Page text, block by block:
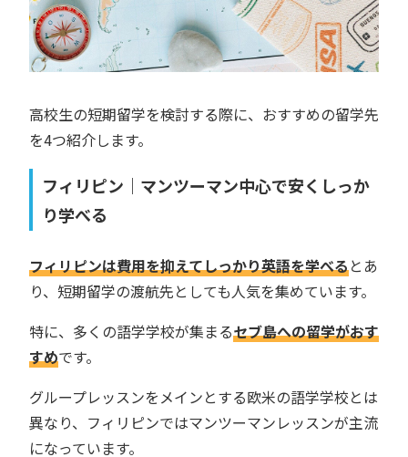
高校生の短期留学を検討する際に、おすすめの留学先
を4つ紹介します。
フィリピン｜マンツーマン中心で安くしっか
り学べる
フィリピンは費用を抑えてしっかり英語を学べるとあ
り、短期留学の渡航先としても人気を集めています。
特に、多くの語学学校が集まるセブ島への留学がおす
すめです。
グループレッスンをメインとする欧米の語学学校とは
異なり、フィリピンではマンツーマンレッスンが主流
になっています。